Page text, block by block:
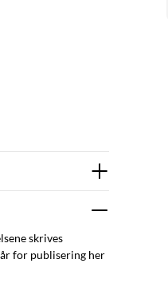
skrives
for publisering her